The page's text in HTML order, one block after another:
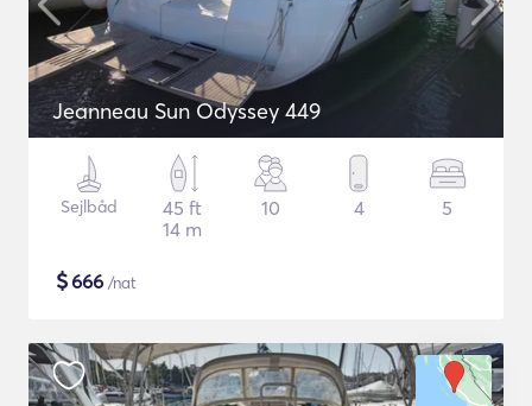
Jeanneau Sun Odyssey 449
Sejlbåd
45 ft
14 m
10 4 5
$666 /nat